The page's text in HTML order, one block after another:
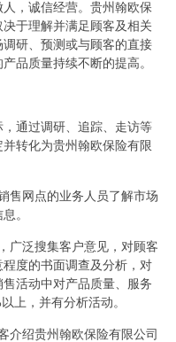
，诚信经营。贵州翰欧保
于理解并满足顾客及相关
研、预测或与顾客的直接
品质量持续不断的提高。
通过调研、追踪、走访等
转化为贵州翰欧保险有限
售网点的业务人员了解市场
。
广泛搜集客户意见，对顾客
度的书面调查及分析，对
活动中对产品质量、服务
上，并有分析活动。
介绍贵州翰欧保险有限公司